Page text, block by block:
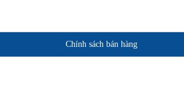
Chính sách bán hàng